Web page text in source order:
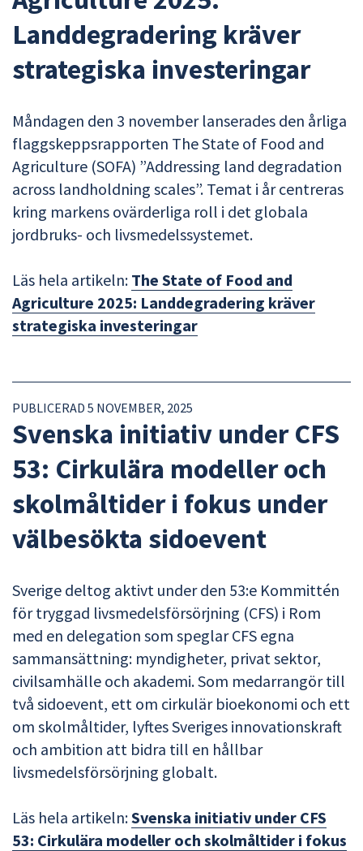
Landdegradering kräver
strategiska investeringar
Måndagen den 3 november lanserades den årliga
flaggskeppsrapporten The State of Food and
Agriculture (SOFA) ”Addressing land degradation
across landholdning scales”. Temat i år centreras
kring markens ovärderliga roll i det globala
jordbruks- och livsmedelssystemet.
Läs hela artikeln: The State of Food and
Agriculture 2025: Landdegradering kräver
strategiska investeringar
PUBLICERAD 5 NOVEMBER, 2025
Svenska initiativ under CFS
53: Cirkulära modeller och
skolmåltider i fokus under
välbesökta sidoevent
Sverige deltog aktivt under den 53:e Kommittén
för tryggad livsmedelsförsörjning (CFS) i Rom
med en delegation som speglar CFS egna
sammansättning: myndigheter, privat sektor,
civilsamhälle och akademi. Som medarrangör till
två sidoevent, ett om cirkulär bioekonomi och ett
om skolmåltider, lyftes Sveriges innovationskraft
och ambition att bidra till en hållbar
livsmedelsförsörjning globalt.
Läs hela artikeln:Svenska initiativ under CFS
53: Cirkulära modeller och skolmåltider i fokus